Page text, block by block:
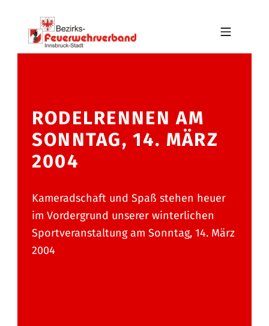
Skip to main navigation
Skip to main content
Skip to footer
BFV INNSBRUCK-STADT
RODELRENNEN AM
SONNTAG, 14. MÄRZ
2004
Kameradschaft und Spaß stehen heuer
im Vordergrund unserer winterlichen
Sportveranstaltung am Sonntag, 14. März
2004